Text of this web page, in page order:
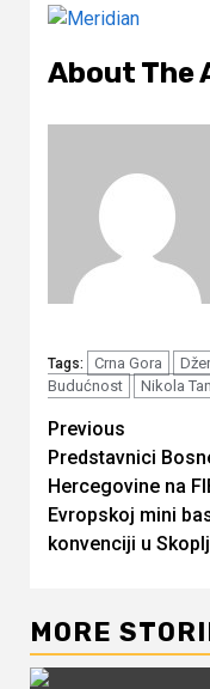
About The
Tags: Crna Gora
Budućnost
Nikola
Continue
Reading
Previous
Predstavnici
Hercegovine na
Evropskoj mini
konvenciji u
MORE